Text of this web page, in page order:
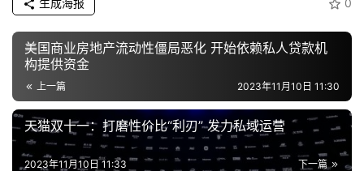
技
财
经
教
育
登录 注册
0
生成海报
美国商业房地产流动性僵局恶化 开始依赖私人贷款机
构提供资金
上一篇 2023年11月10日 11:30
天猫双十一：打磨性价比“利刃” 发力私域运营
下一篇
2023年11月10日 11:33